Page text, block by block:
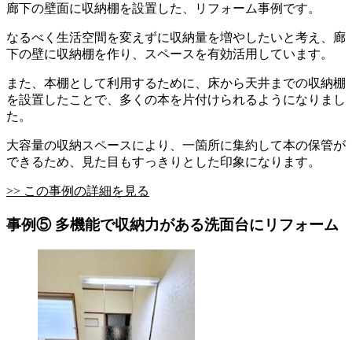
廊下の壁面に収納棚を設置した、リフォーム事例です。
なるべく生活空間を変えずに収納量を増やしたいと考え、廊
下の壁に収納棚を作り、スペースを有効活用しています。
また、本棚として利用するために、床から天井までの収納棚
を設置したことで、多くの本を片付けられるようになりまし
た。
大容量の収納スペースにより、一箇所に集約して本の保管が
できるため、見た目もすっきりとした印象になります。
>> この事例の詳細を見る
事例⑤ 多機能で収納力がある洗面台にリフォーム